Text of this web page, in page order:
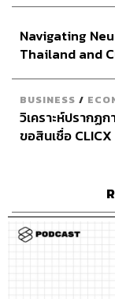
TAGS:
ภูมิชาย
Podcast
อินโดนีเซีย
Navigating
Thailand and
BUSINESS /
วิเคราะห์ปรากฏ
ขอสินเชื่อ CLICX